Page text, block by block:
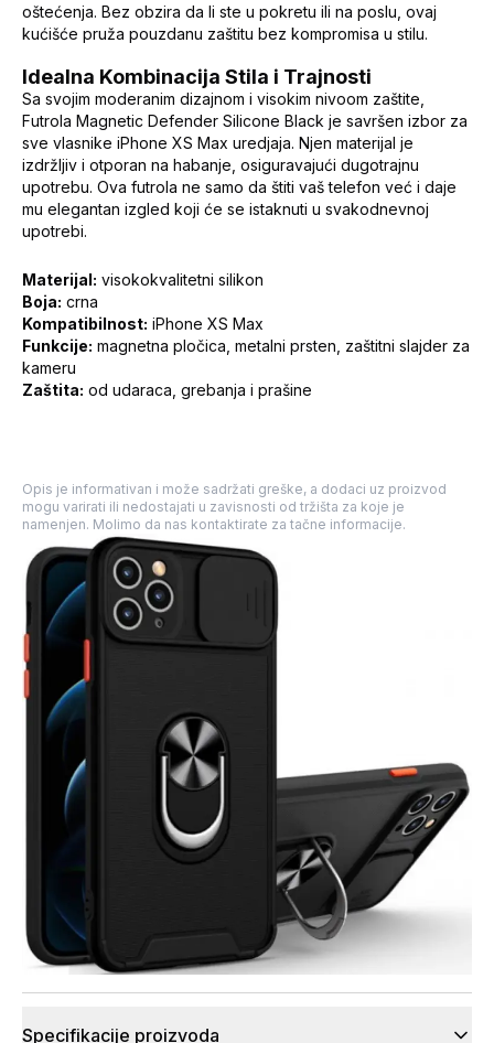
oštećenja. Bez obzira da li ste u pokretu ili na poslu, ovaj
kućišće pruža pouzdanu zaštitu bez kompromisa u stilu.
Idealna Kombinacija Stila i Trajnosti
Sa svojim moderanim dizajnom i visokim nivoom zaštite,
Futrola Magnetic Defender Silicone Black je savršen izbor za
sve vlasnike iPhone XS Max uredjaja. Njen materijal je
izdržljiv i otporan na habanje, osiguravajući dugotrajnu
upotrebu. Ova futrola ne samo da štiti vaš telefon već i daje
mu elegantan izgled koji će se istaknuti u svakodnevnoj
upotrebi.
Materijal: visokokvalitetni silikon
Boja: crna
Kompatibilnost: iPhone XS Max
Funkcije: magnetna pločica, metalni prsten, zaštitni slajder za
kameru
Zaštita: od udaraca, grebanja i prašine
Opis je informativan i može sadržati greške, a dodaci uz proizvod
mogu varirati ili nedostajati u zavisnosti od tržišta za koje je
namenjen. Molimo da nas kontaktirate za tačne informacije.
Specifikacije proizvoda